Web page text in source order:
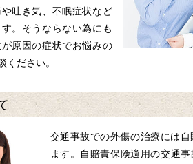
吐き気、不眠症状など
。そうならない為にも
原因の症状でお悩みの
ださい。
交通事故での外傷の治療には
ます。自賠責保険適用の交通